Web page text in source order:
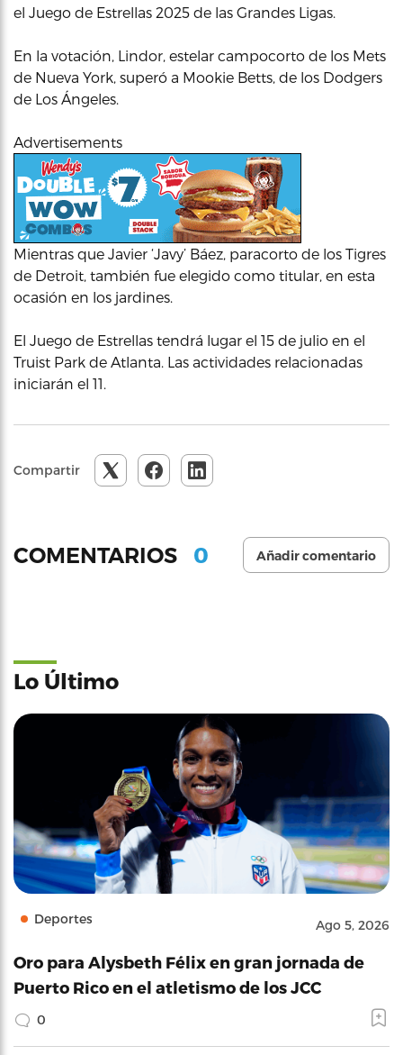
el Juego de Estrellas 2025 de las Grandes Ligas.
En la votación, Lindor, estelar campocorto de los Mets
de Nueva York, superó a Mookie Betts, de los Dodgers
de Los Ángeles.
Advertisements
Mientras que Javier ‘Javy’ Báez, paracorto de los Tigres
de Detroit, también fue elegido como titular, en esta
ocasión en los jardines.
El Juego de Estrellas tendrá lugar el 15 de julio en el
Truist Park de Atlanta. Las actividades relacionadas
iniciarán el 11.
Compartir
COMENTARIOS 0 Añadir comentario
Lo Último
Deportes Ago 5, 2026
Oro para Alysbeth Félix en gran jornada de
Puerto Rico en el atletismo de los JCC
0